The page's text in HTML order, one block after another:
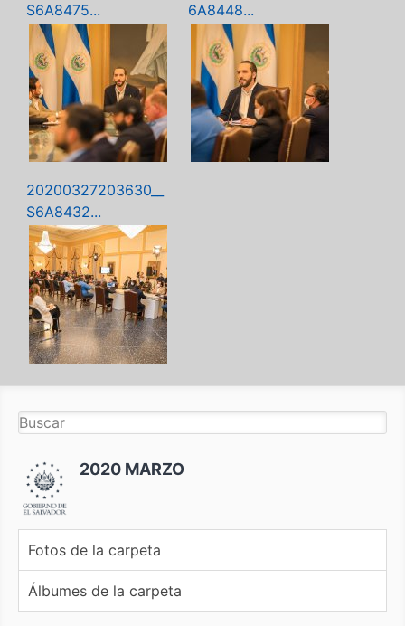
S6A8475...
6A8448...
20200327203630__
S6A8432...
2020 MARZO
Fotos de la carpeta
Álbumes de la carpeta